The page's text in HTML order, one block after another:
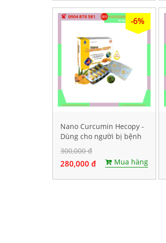
-6%
Nano Curcumin Hecopy -
Dùng cho người bị bệnh
dạ dày. Hộp 60 viên
300,000 đ
280,000 đ Mua hàng